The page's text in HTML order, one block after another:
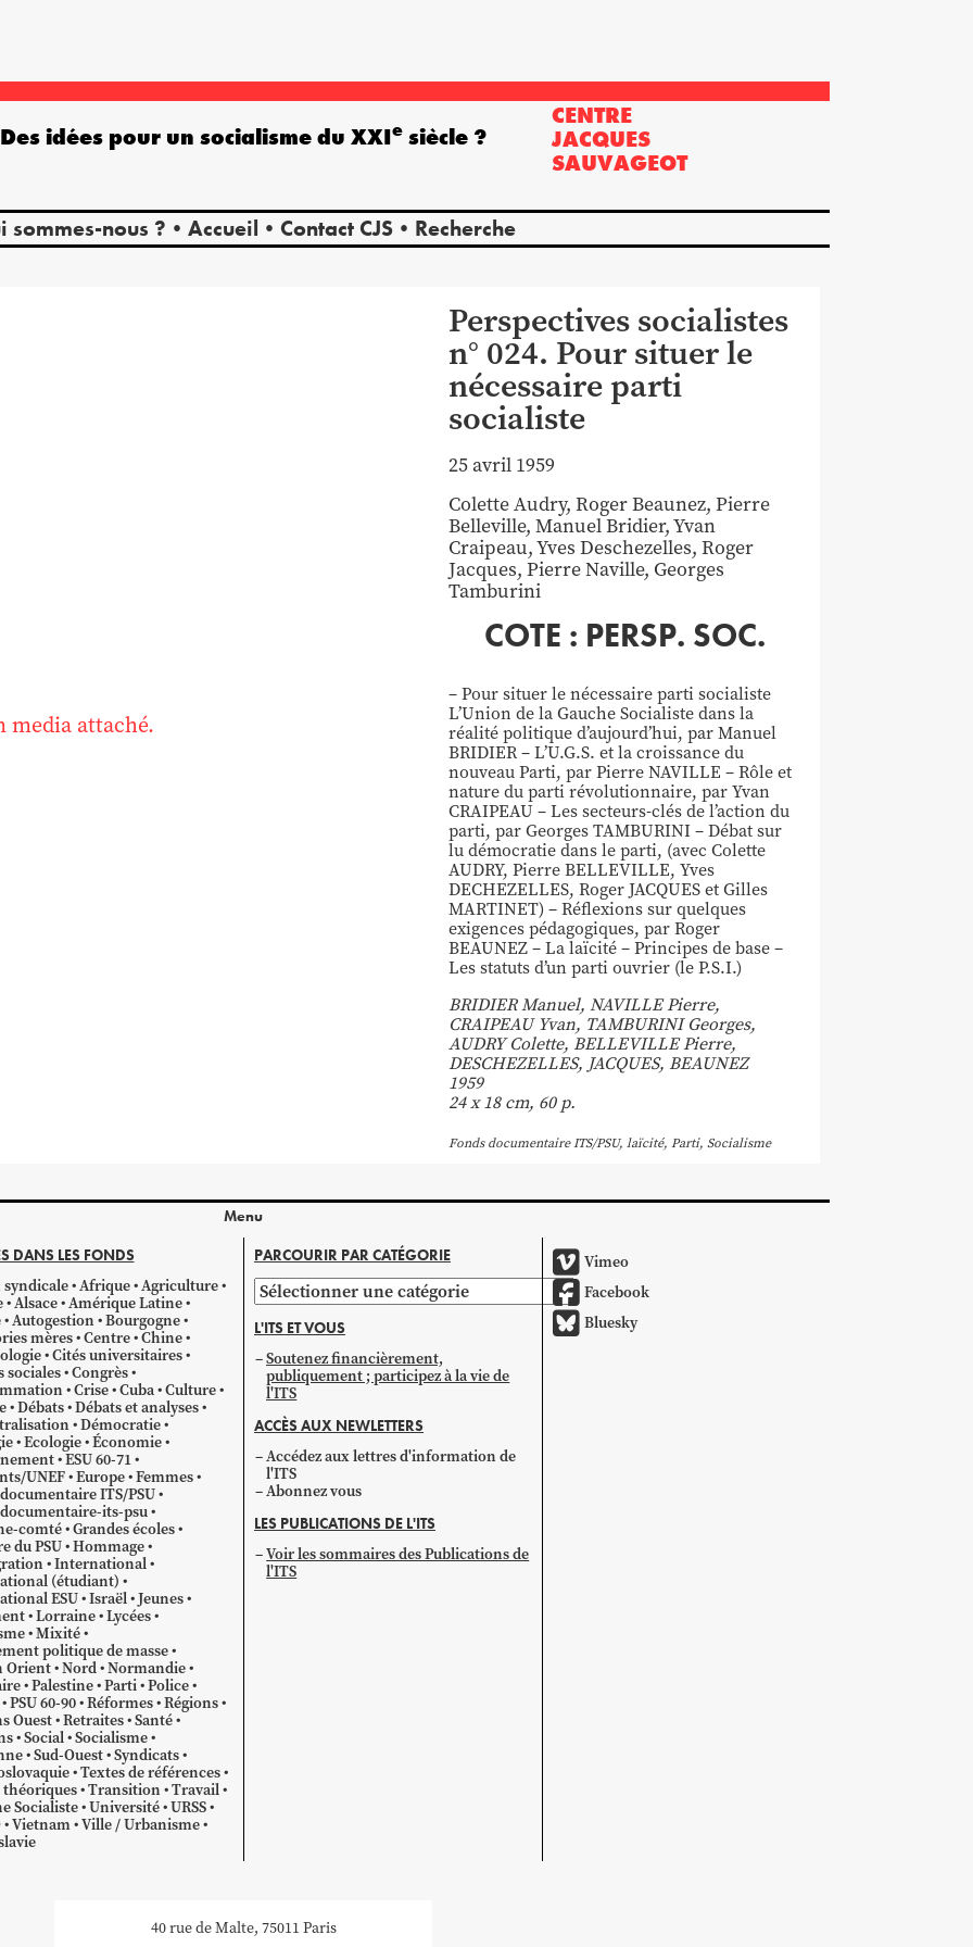
CENTRE
JACQUES
SAUVAGEOT
sommes-nous ? Accueil Contact CJS Recherche
Des idées pour un socialisme du XXIe siècle ?
Perspectives socialistes
n° 024. Pour situer le
nécessaire parti
socialiste
25 avril 1959
ColetteAudry, RogerBeaunez, Pierre
Belleville, ManuelBridier,Yvan
Craipeau,Yves Deschezelles, Roger
Jacques, PierreNaville, Georges
Tamburini
COTE : PERSP. SOC.
– Pour situer le nécessaire parti socialiste
L’Union de la Gauche Socialiste dans la
réalité politique d’aujourd’hui, par Manuel
BRIDIER – L’U.G.S. et la croissance du
nouveau Parti, par Pierre NAVILLE – Rôle et
nature du parti révolutionnaire, par Yvan
CRAIPEAU – Les secteurs-clés de l’action du
parti, par Georges TAMBURINI – Débat sur
lu démocratie dans le parti, (avec Colette
AUDRY, Pierre BELLEVILLE, Yves
DECHEZELLES, Roger JACQUES et Gilles
MARTINET) – Réflexions sur quelques
exigences pédagogiques, par Roger
BEAUNEZ – La laïcité – Principes de base –
Les statuts d’un parti ouvrier (le P.S.I.)
BRIDIER Manuel, NAVILLE Pierre,
CRAIPEAU Yvan, TAMBURINI Georges,
AUDRY Colette, BELLEVILLE Pierre,
DESCHEZELLES, JACQUES, BEAUNEZ
1959
24 x 18 cm, 60 p.
Fonds documentaire ITS/PSU, laïcité, Parti, Socialisme
media attaché.
Menu
DANS LES FONDS
Afrique Agriculture
Alsace Amérique Latine
Autogestion Bourgogne
mères Centre Chine
Cités universitaires
sociales Congrès
Crise Cuba Culture
Débats Débats et analyses
Démocratie
Ecologie Économie
ESU 60-71
UNEF Europe Femmes
ITS/PSU
its-psu
comté Grandes écoles
du PSU Hommage
International
(étudiant)
ESU Israël Jeunes
Lorraine Lycées
Mixité
politique de masse
Orient Nord Normandie
Palestine Parti Police
PSU 60-90 Réformes Régions
Ouest Retraites Santé
Social Socialisme
Sud-Ouest Syndicats
Textes de références
théoriques Transition Travail
Socialiste Université URSS
Vietnam Ville / Urbanisme
PARCOURIR PAR CATÉGORIE
Parcourir
par
catégorie
L'ITS ET VOUS
Soutenez financièrement,
publiquement ; participez à la vie de
l'ITS
ACCÈS AUX NEWLETTERS
Accédez aux lettres d'information de
l'ITS
Abonnez vous
LES PUBLICATIONS DE L'ITS
Voir les sommaires des Publications de
l'ITS
Vimeo
Facebook
Bluesky
40 rue de Malte, 75011 Paris